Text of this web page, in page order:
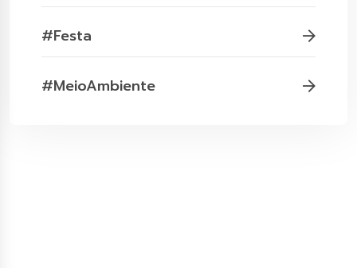
#Festa
#MeioAmbiente